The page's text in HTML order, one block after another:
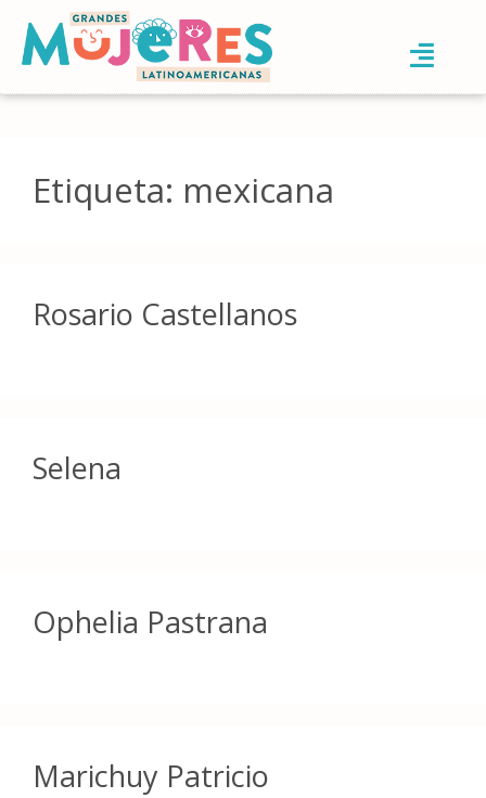
Etiqueta: mexicana
Rosario Castellanos
Selena
Ophelia Pastrana
Marichuy Patricio